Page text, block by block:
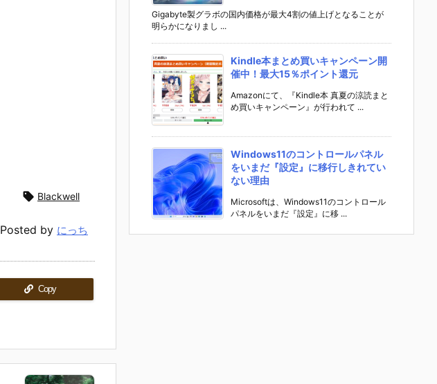
 Blackwell
Posted by にっち
Copy
Gigabyte製グラボの国内価格が最大4割の値上げとなることが
明らかになりまし ...
Kindle本まとめ買いキャンペーン開
催中！最大15％ポイント還元
Amazonにて、『Kindle本 真夏の涼読まと
め買いキャンペーン』が行われて ...
Windows11のコントロールパネル
をいまだ『設定』に移行しきれてい
ない理由
Microsoftは、Windows11のコントロール
パネルをいまだ『設定』に移 ...